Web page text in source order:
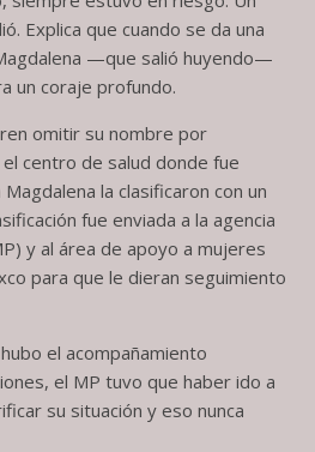
Explica que cuando se da una
—que salió huyendo—
un coraje profundo.
omitir su nombre por
centro de salud donde fue
la clasificaron con un
fue enviada a la agencia
y al área de apoyo a mujeres
para que le dieran seguimiento
el acompañamiento
el MP tuvo que haber ido a
su situación y eso nunca